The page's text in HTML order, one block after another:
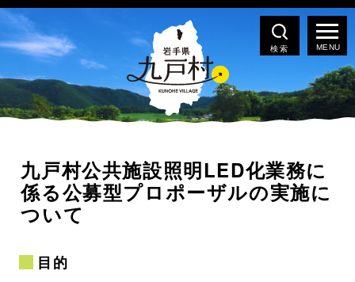
検索
九戸村公共施設照明LED化業務に
係る公募型プロポーザルの実施に
ついて
目的